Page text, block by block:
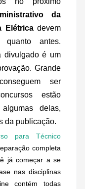
da
Elétrica devem
antes.
divulgado é um
Grande
ser
estão
delas,
da publicação.
para Técnico
completa
já começar a se
nas disciplinas
contém todas